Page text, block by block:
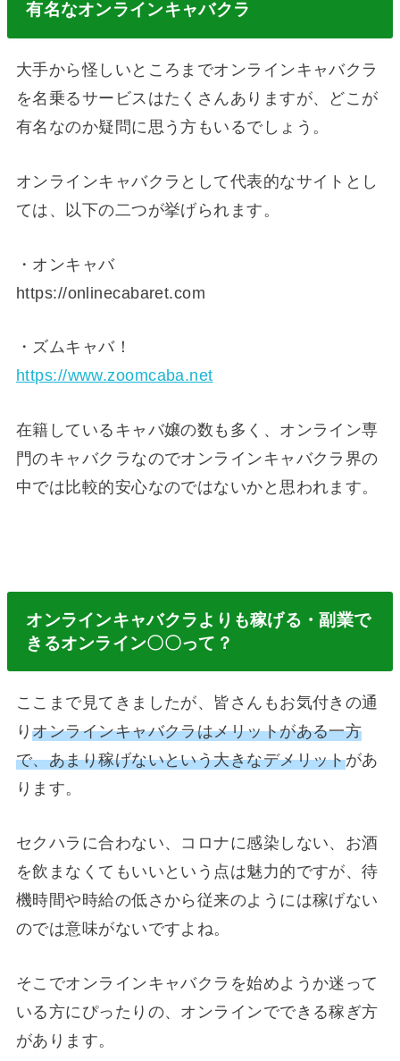
有名なオンラインキャバクラ
大手から怪しいところまでオンラインキャバクラ
を名乗るサービスはたくさんありますが、どこが
有名なのか疑問に思う方もいるでしょう。
オンラインキャバクラとして代表的なサイトとし
ては、以下の二つが挙げられます。
・オンキャバ
https://onlinecabaret.com
・ズムキャバ！
https://www.zoomcaba.net
在籍しているキャバ嬢の数も多く、オンライン専
門のキャバクラなのでオンラインキャバクラ界の
中では比較的安心なのではないかと思われます。
オンラインキャバクラよりも稼げる・副業で
きるオンライン〇〇って？
ここまで見てきましたが、皆さんもお気付きの通
りオンラインキャバクラはメリットがある一方
で、あまり稼げないという大きなデメリットがあ
ります。
セクハラに合わない、コロナに感染しない、お酒
を飲まなくてもいいという点は魅力的ですが、待
機時間や時給の低さから従来のようには稼げない
のでは意味がないですよね。
そこでオンラインキャバクラを始めようか迷って
いる方にぴったりの、オンラインでできる稼ぎ方
があります。